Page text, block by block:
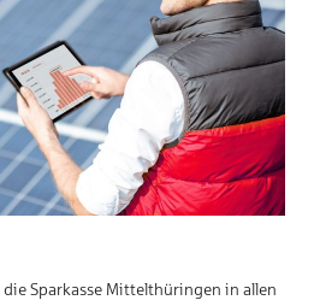
Sparkasse Mittelthüringen in allen